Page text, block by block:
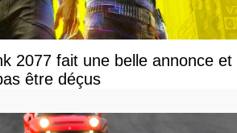
2077 fait une belle annonce et
être déçus